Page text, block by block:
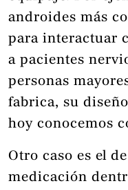
androides más
para interactuar
a pacientes
personas
fabrica, su
hoy conocemos
Otro caso es el de
medicación